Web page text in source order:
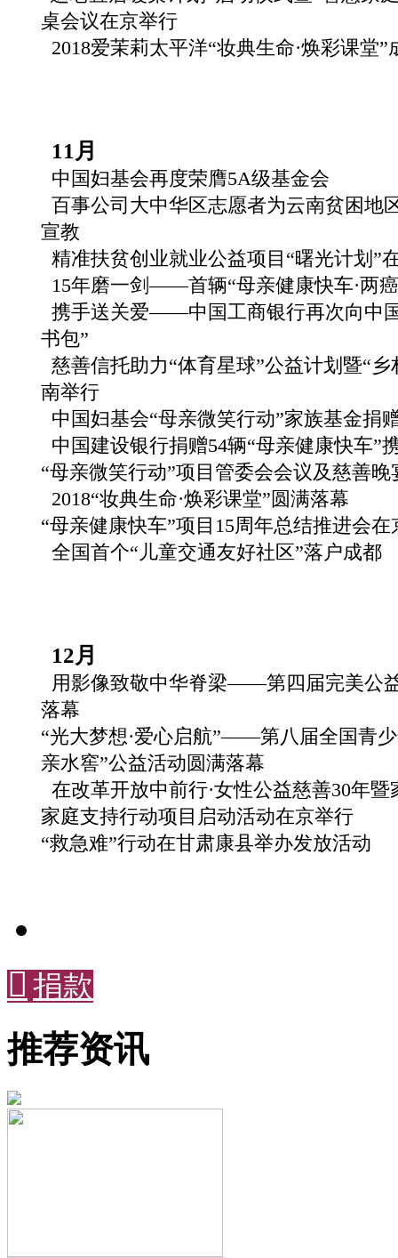
桌会议在京举行
2018爱茉莉太平洋“妆典生命·焕彩课堂”
11月
中国妇基会再度荣膺5A级基金会
百事公司大中华区志愿者为云南贫困地
宣教
精准扶贫创业就业公益项目“曙光计划”
15年磨一剑——首辆“母亲健康快车·两
携手送关爱——中国工商银行再次向中
书包”
慈善信托助力“体育星球”公益计划暨“
南举行
中国妇基会“母亲微笑行动”家族基金捐
中国建设银行捐赠54辆“母亲健康快车”
“母亲微笑行动”项目管委会会议及慈善
2018“妆典生命·焕彩课堂”圆满落幕
“母亲健康快车”项目15周年总结推进会在
全国首个“儿童交通友好社区”落户成都
12月
用影像致敬中华脊梁——第四届完美公
落幕
“光大梦想·爱心启航”——第八届全国青
亲水窖”公益活动圆满落幕
在改革开放中前行·女性公益慈善30年
家庭支持行动项目启动活动在京举行
“救急难”行动在甘肃康县举办发放活动
 捐款
推荐资讯